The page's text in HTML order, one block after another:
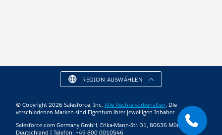
REGION AUSWÄHLEN
© Copyright 2026 Salesforce, Inc. Alle Rechte vorbehalten. Die
verschiedenen Marken sind Eigentum ihrer jeweiligen Inhaber.
Salesforce.com Germany GmbH, Erika-Mann-Str. 31, 80636 München,
Deutschland | Telefon: +49 800 0010546